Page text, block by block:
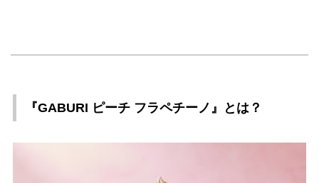
『GABURI ピーチ フラペチーノ』とは？